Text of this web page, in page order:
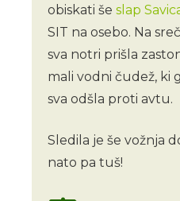
obiskati še slap
SIT na osebo. Na
sva notri prišla
mali vodni čudež, ki
sva odšla proti avtu.
Sledila je še vožnja
nato pa tuš!